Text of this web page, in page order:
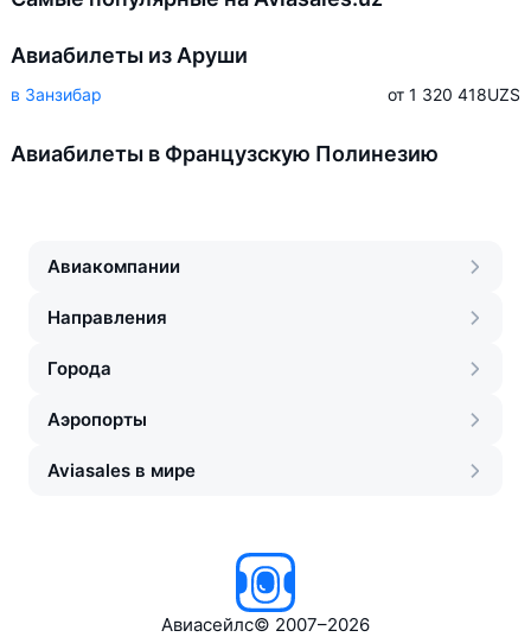
Авиабилеты из Аруши
в Занзибар от 1 320 418UZS
Авиабилеты в Французскую Полинезию
Авиакомпании
Направления
Города
Аэропорты
Aviasales в мире
Авиасейлс© 2007–2026